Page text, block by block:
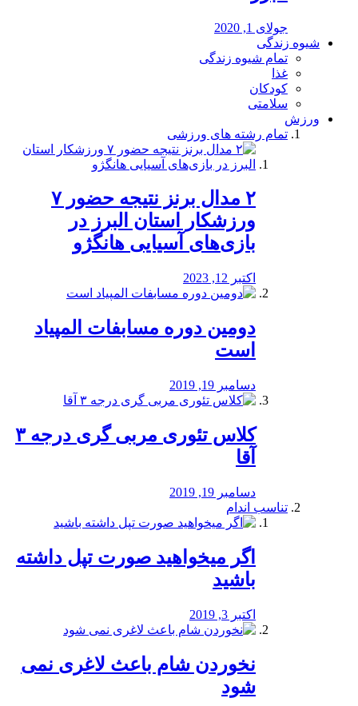
جولای 1, 2020
شیوه زندگی
تمام شیوه زندگی
غذا
کودکان
سلامتی
ورزش
تمام رشته های ورزشی
۲ مدال برنز نتیجه حضور ۷
ورزشکار استان البرز در
بازی‌های آسیایی هانگژو
اکتبر 12, 2023
دومین دوره مسابفات المپیاد
است
دسامبر 19, 2019
کلاس تئوری مربی گری درجه ۳
آقا
دسامبر 19, 2019
تناسب اندام
اگر میخواهید صورت تپل داشته
باشید
اکتبر 3, 2019
نخوردن شام باعث لاغری نمی
‌شود